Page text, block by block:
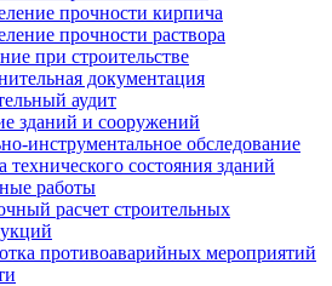
прочности кирпича
прочности раствора
при строительстве
документация
аудит
зданий и сооружений
инструментальное обследование
технического состояния зданий
работы
расчет строительных
противоаварийных мероприятий